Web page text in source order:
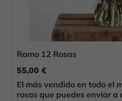
Ramo 12 Rosas
55,00 €
El más vendido en todo el
rosas que puedes enviar a